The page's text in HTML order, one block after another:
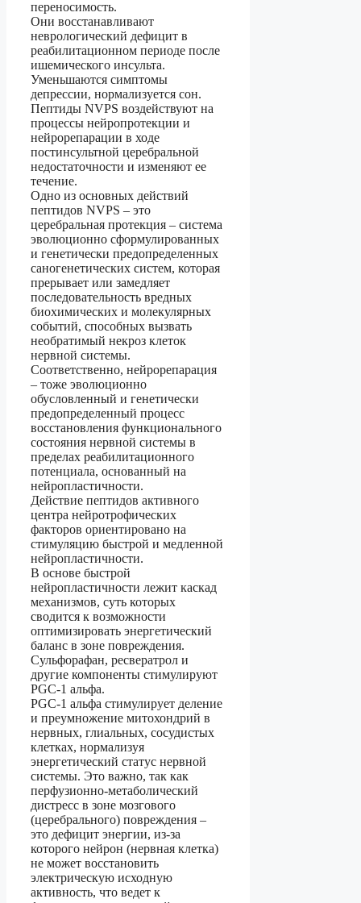
переносимость.
Они восстанавливают
неврологический дефицит в
реабилитационном периоде после
ишемического инсульта.
Уменьшаются симптомы
депрессии, нормализуется сон.
Пептиды NVPS воздействуют на
процессы нейропротекции и
нейрорепарации в ходе
постинсультной церебральной
недостаточности и изменяют ее
течение.
Одно из основных действий
пептидов NVPS – это
церебральная протекция – система
эволюционно сформулированных
и генетически предопределенных
саногенетических систем, которая
прерывает или замедляет
последовательность вредных
биохимических и молекулярных
событий, способных вызвать
необратимый некроз клеток
нервной системы.
Соответственно, нейрорепарация
– тоже эволюционно
обусловленный и генетически
предопределенный процесс
восстановления функционального
состояния нервной системы в
пределах реабилитационного
потенциала, основанный на
нейропластичности.
Действие пептидов активного
центра нейротрофических
факторов ориентировано на
стимуляцию быстрой и медленной
нейропластичности.
В основе быстрой
нейропластичности лежит каскад
механизмов, суть которых
сводится к возможности
оптимизировать энергетический
баланс в зоне повреждения.
Сульфорафан, ресвератрол и
другие компоненты стимулируют
PGC-1 альфа.
PGC-1 альфа стимулирует деление
и преумножение митохондрий в
нервных, глиальных, сосудистых
клетках, нормализуя
энергетический статус нервной
системы. Это важно, так как
перфузионно-метаболический
дистресс в зоне мозгового
(церебрального) повреждения –
это дефицит энергии, из-за
которого нейрон (нервная клетка)
не может восстановить
электрическую исходную
активность, что ведет к